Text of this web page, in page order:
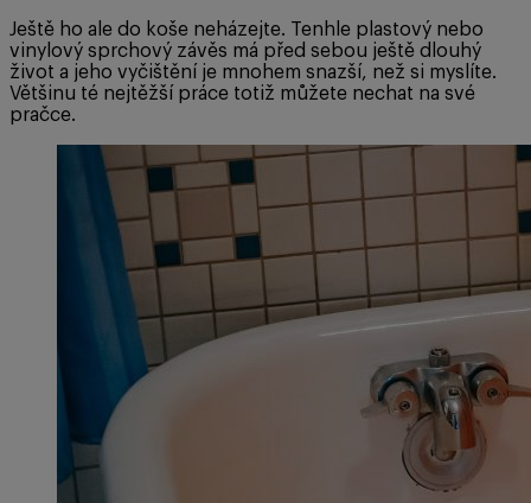
Ještě ho ale do koše neházejte. Tenhle plastový nebo
vinylový sprchový závěs má před sebou ještě dlouhý
život a jeho vyčištění je mnohem snazší, než si myslíte.
Většinu té nejtěžší práce totiž můžete nechat na své
pračce.